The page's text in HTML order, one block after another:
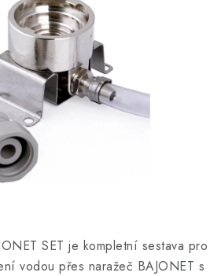
zvolit TEFCOLD
Kontakty
Obchodní podmínky
SET je kompletní sestava pro
vodou přes naražeč BAJONET s